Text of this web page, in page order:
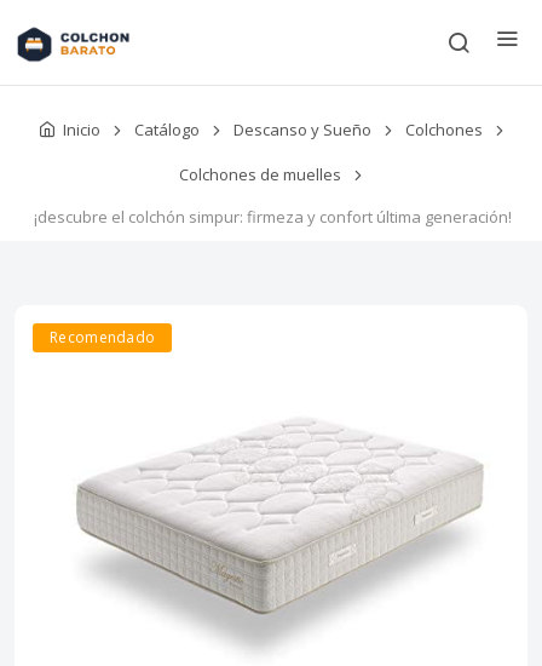
Inicio Catálogo Descanso y Sueño Colchones
Colchones de muelles
¡descubre el colchón simpur: firmeza y confort última generación!
Recomendado